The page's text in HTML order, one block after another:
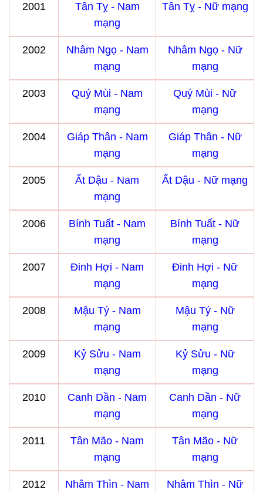
2001
Tân Tỵ - Nam
mạng
Tân Tỵ - Nữ mạng
2002
Nhâm Ngọ - Nam
mạng
Nhâm Ngọ - Nữ
mạng
2003
Quý Mùi - Nam
mạng
Quý Mùi - Nữ
mạng
2004
Giáp Thân - Nam
mạng
Giáp Thân - Nữ
mạng
2005
Ất Dậu - Nam
mạng
Ất Dậu - Nữ mạng
2006
Bính Tuất - Nam
mạng
Bính Tuất - Nữ
mạng
2007
Đinh Hợi - Nam
mạng
Đinh Hợi - Nữ
mạng
2008
Mậu Tý - Nam
mạng
Mậu Tý - Nữ
mạng
2009
Kỷ Sửu - Nam
mạng
Kỷ Sửu - Nữ
mạng
2010
Canh Dần - Nam
mạng
Canh Dần - Nữ
mạng
2011
Tân Mão - Nam
mạng
Tân Mão - Nữ
mạng
2012
Nhâm Thìn - Nam
Nhâm Thìn - Nữ